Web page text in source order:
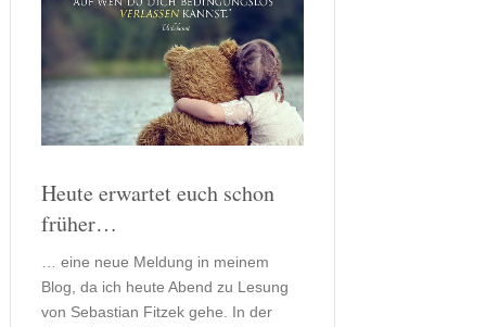
Heute erwartet euch schon
früher…
… eine neue Meldung in meinem
Blog, da ich heute Abend zu Lesung
von Sebastian Fitzek gehe. In der